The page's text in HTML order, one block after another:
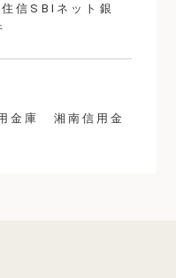
信SBIネット銀
金庫 湘南信用金